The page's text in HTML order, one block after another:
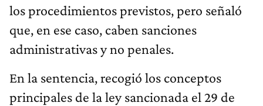
los procedimientos previstos, pero señaló
que, en ese caso, caben sanciones
administrativas y no penales.
En la sentencia, recogió los conceptos
principales de la ley sancionada el 29 de